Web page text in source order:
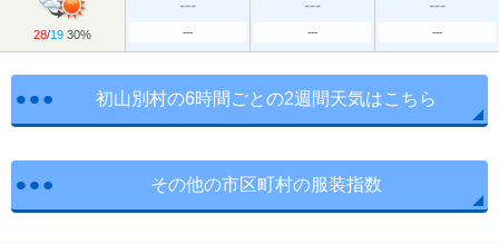
28/19 30%
---
---
---
---
---
---
初山別村の6時間ごとの2週間天気はこちら
その他の市区町村の服装指数